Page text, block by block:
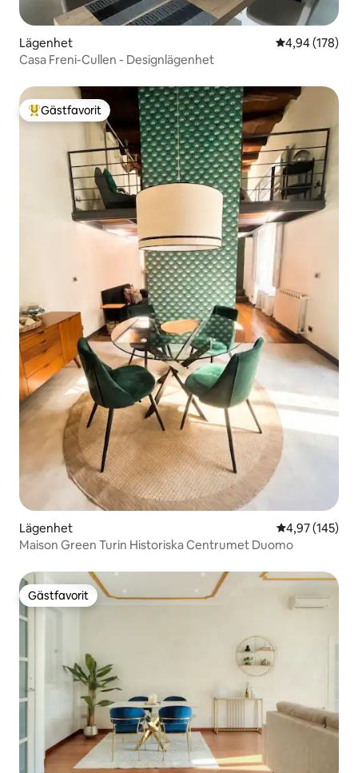
Lägenhet 4,94 av 5 i
4,94 (178)
Casa Freni-Cullen - Designlägenhet
Populär gästfavorit
Gästfavorit
Lägenhet 4,97 av 5 i
4,97 (145)
Maison Green Turin Historiska Centrumet Duomo
Gästfavorit
Gästfavorit